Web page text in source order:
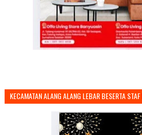
KECAMATAN ALANG ALANG LEBAR BESERTA